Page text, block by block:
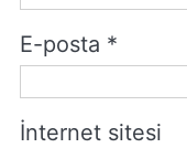
E-posta *
İnternet sitesi